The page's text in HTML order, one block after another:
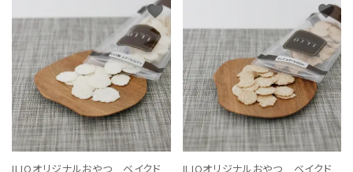
ILIOオリジナルおやつ ベイクド
favorite
ILIOオリジナルおやつ ベイクド
favorite